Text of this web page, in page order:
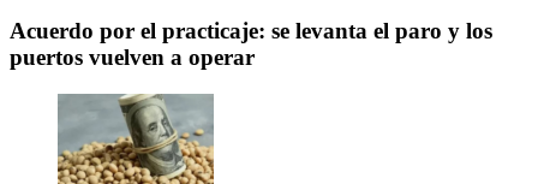
Acuerdo por el practicaje: se levanta el paro y los
puertos vuelven a operar